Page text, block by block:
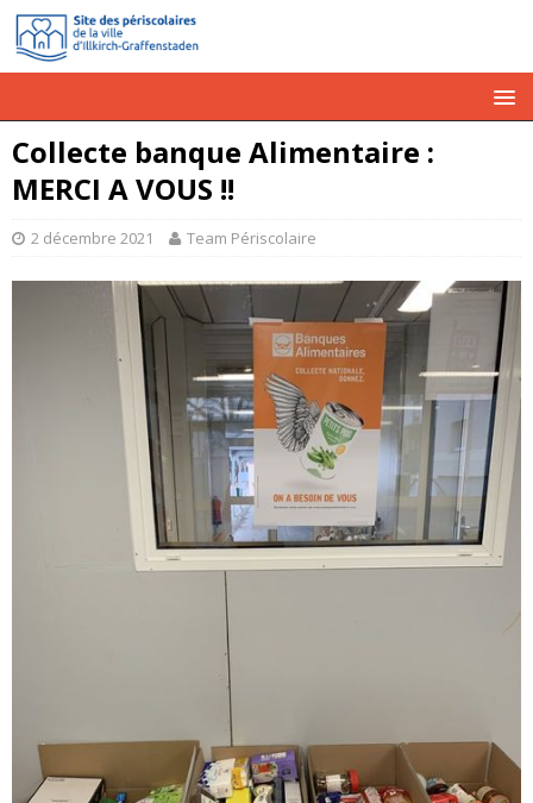
Collecte banque Alimentaire :
MERCI A VOUS !!
2 décembre 2021 Team Périscolaire